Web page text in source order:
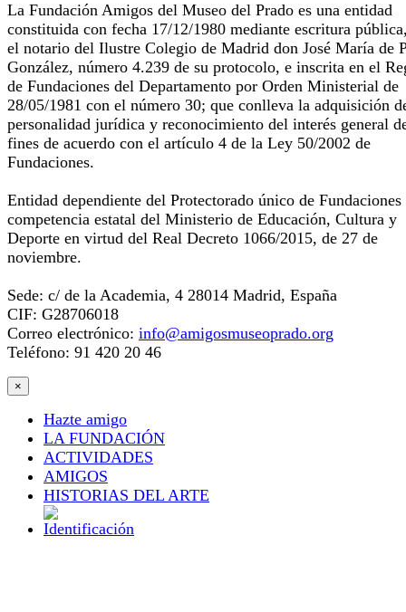
La Fundación Amigos del Museo del Prado es una entidad
constituida con fecha 17/12/1980 mediante escritura
el notario del Ilustre Colegio de Madrid don José María de
González, número 4.239 de su protocolo, e inscrita en el
de Fundaciones del Departamento por Orden Ministerial de
28/05/1981 con el número 30; que conlleva la adquisición
personalidad jurídica y reconocimiento del interés general
fines de acuerdo con el artículo 4 de la Ley 50/2002 de
Fundaciones.
Entidad dependiente del Protectorado único de Fundaciones
competencia estatal del Ministerio de Educación, Cultura y
Deporte en virtud del Real Decreto 1066/2015, de 27 de
noviembre.
Sede: c/ de la Academia, 4 28014 Madrid, España
CIF: G28706018
Correo electrónico: info@amigosmuseoprado.org
Teléfono: 91 420 20 46
×
Hazte amigo
LA FUNDACIÓN
ACTIVIDADES
AMIGOS
HISTORIAS DEL ARTE